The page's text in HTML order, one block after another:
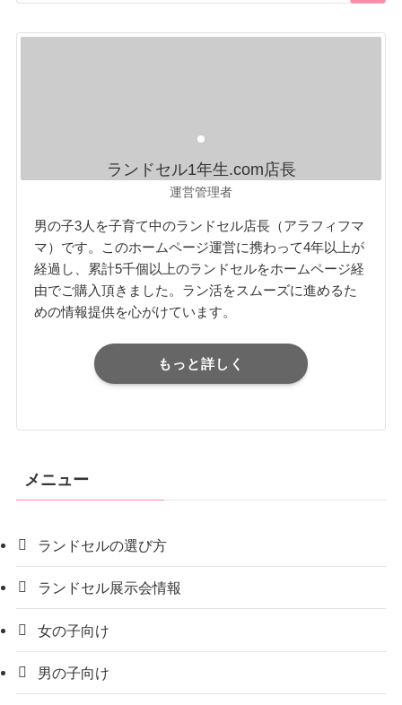
ランドセル1年生.com店長
運営管理者
男の子3人を子育て中のランドセル店長（アラフィフマ
マ）です。このホームページ運営に携わって4年以上が
経過し、累計5千個以上のランドセルをホームページ経
由でご購入頂きました。ラン活をスムーズに進めるた
めの情報提供を心がけています。
もっと詳しく
メニュー
ランドセルの選び方
ランドセル展示会情報
女の子向け
男の子向け